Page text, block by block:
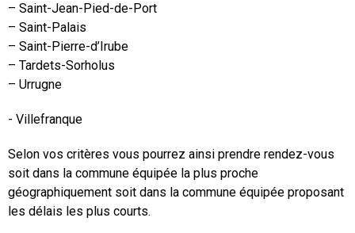
– Saint-Jean-Pied-de-Port
– Saint-Palais
– Saint-Pierre-d’Irube
– Tardets-Sorholus
– Urrugne
- Villefranque
Selon vos critères vous pourrez ainsi prendre rendez-vous
soit dans la commune équipée la plus proche
géographiquement soit dans la commune équipée proposant
les délais les plus courts.